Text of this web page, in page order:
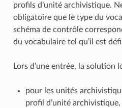
profils d’unité archivistique.
obligatoire que le type du
schéma de contrôle
du vocabulaire tel qu’il est
Lors d’une entrée, la solution
pour les unités
profil d’unité